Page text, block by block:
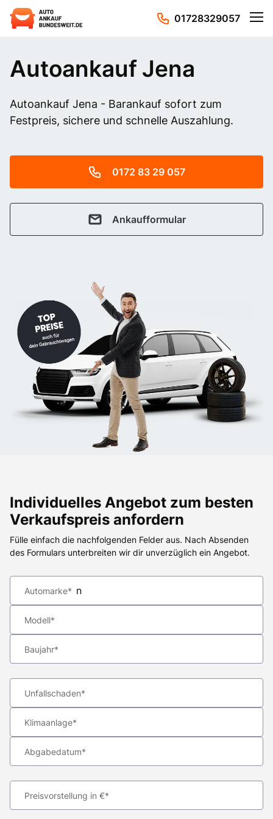
01728329057
Autoankauf Jena
Autoankauf Jena - Barankauf sofort zum
Festpreis, sichere und schnelle Auszahlung.
0172 83 29 057
Ankaufformular
Individuelles Angebot zum besten
Verkaufspreis anfordern
Fülle einfach die nachfolgenden Felder aus. Nach Absenden
des Formulars unterbreiten wir dir unverzüglich ein Angebot.
Automarke*
Modell*
Baujahr*
Unfallschaden*
Klimaanlage*
Abgabedatum*
Preisvorstellung in €*